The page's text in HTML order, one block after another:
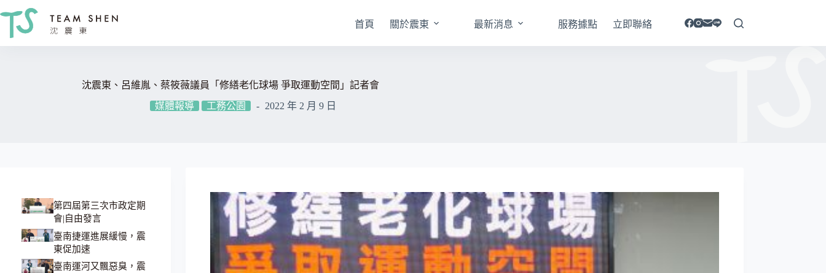
首頁 關於震東 最新消息 服務據點 立即聯絡
沈震東、呂維胤、蔡筱薇議員「修繕老化球場 爭取運動空間」記者會
媒體報導
工務公園 2022 年 2 月 9 日
第四屆第三次市政定期
會|自由發言
臺南捷運進展緩慢，震
東促加速
臺南運河又飄惡臭，震